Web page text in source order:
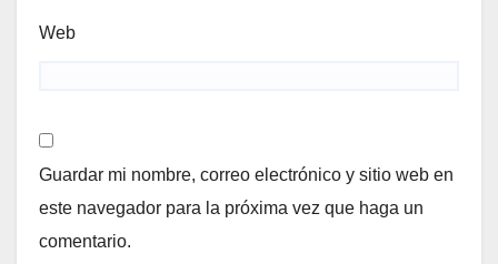
Web
Guardar mi nombre, correo electrónico y sitio web en
este navegador para la próxima vez que haga un
comentario.